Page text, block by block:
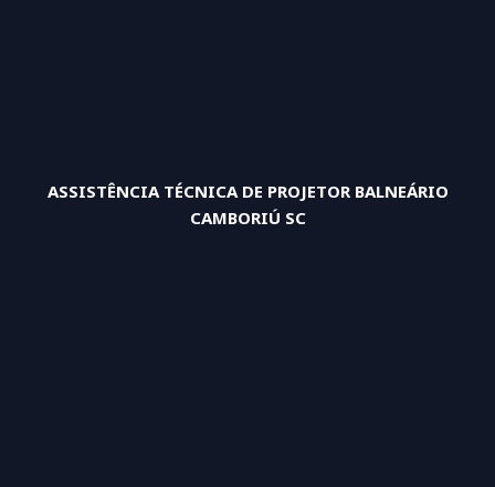
ASSISTÊNCIA TÉCNICA DE PROJETOR BALNEÁRIO
CAMBORIÚ SC